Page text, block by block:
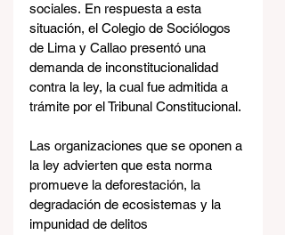
sociales. En respuesta a esta
situación, el Colegio de Sociólogos
de Lima y Callao presentó una
demanda de inconstitucionalidad
contra la ley, la cual fue admitida a
trámite por el Tribunal Constitucional.
Las organizaciones que se oponen a
la ley advierten que esta norma
promueve la deforestación, la
degradación de ecosistemas y la
impunidad de delitos